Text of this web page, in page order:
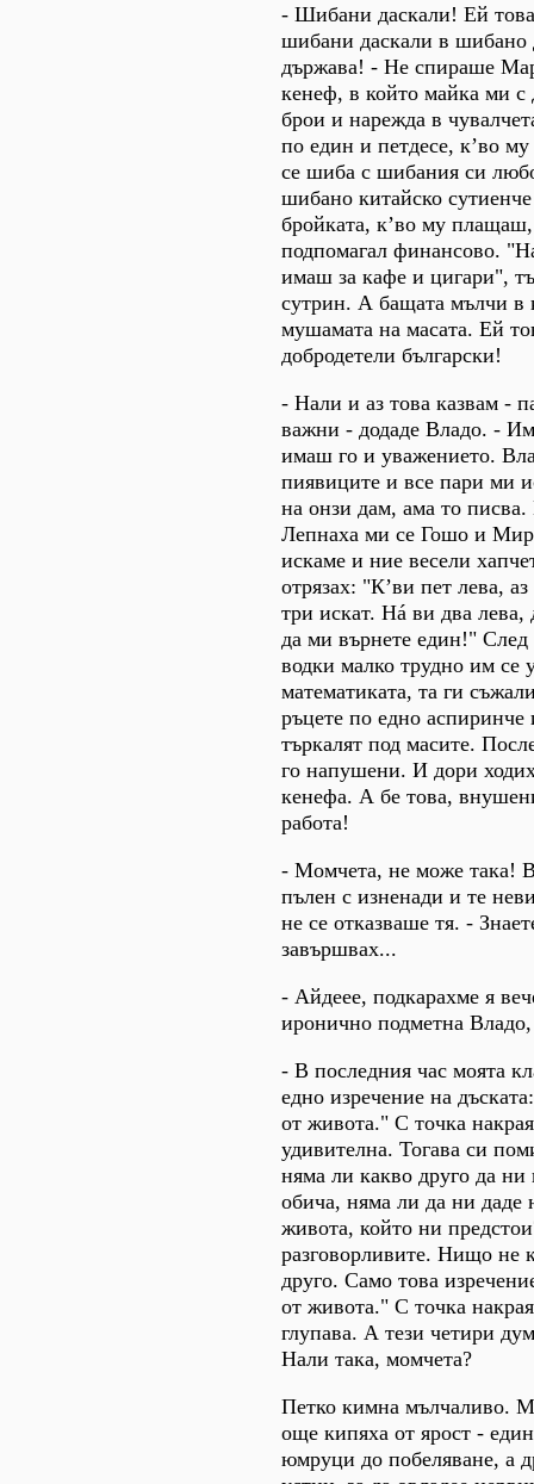
- Шибани даскали! Ей
шибани даскали в шибано
държава! - Не спираше
кенеф, в който майка ми с
брои и нарежда в
по един и петдесе, к’во
се шиба с шибания си
шибано китайско
бройката, к’во му
подпомагал финансово.
имаш за кафе и цигари",
сутрин. А бащата мълчи в
мушамата на масата. Ей
добродетели български!
- Нали и аз това казвам -
важни - додаде Владо. -
имаш го и уважението.
пиявиците и все пари ми
на онзи дам, ама то
Лепнаха ми се Гошо и
искаме и ние весели
отрязах: "К’ви пет лева,
три искат. Нá ви два лева,
да ми върнете един!" След
водки малко трудно им се
математиката, та ги
ръцете по едно аспиринче
търкалят под масите.
го напушени. И дори
кенефа. А бе това,
работа!
- Момчета, не може така!
пълен с изненади и те
не се отказваше тя. -
завършвах...
- Айдеее, подкарахме я
иронично подметна
- В последния час моята
едно изречение на
от живота." С точка
удивителна. Тогава си
няма ли какво друго да
обича, няма ли да ни даде
живота, който ни
разговорливите. Нищо не
друго. Само това
от живота." С точка
глупава. А тези четири
Нали така, момчета?
Петко кимна мълчаливо.
още кипяха от ярост -
юмруци до побеляване, а